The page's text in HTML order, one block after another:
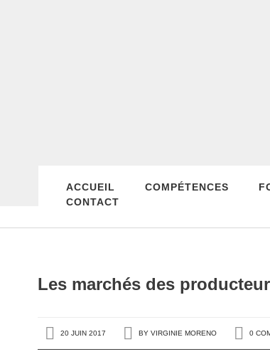
ACCUEIL COMPÉTENCES
CONTACT
Les marchés des
20 JUIN 2017 BYVIRGINIE MORENO 0